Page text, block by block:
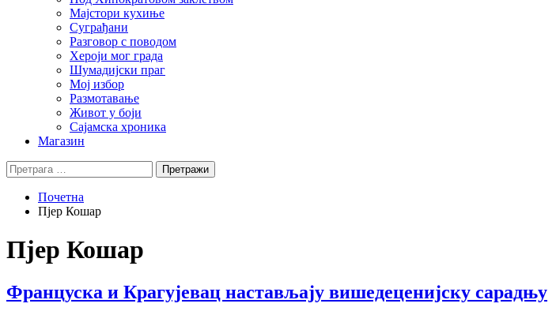
Мајстори кухиње
Суграђани
Разговор с поводом
Хероји мог града
Шумадијски праг
Мој избор
Размотавање
Живот у боји
Сајамска хроника
Магазин
Претрага
за:
Почетна
Пјер Кошар
Пјер Кошар
Француска и Крагујевац настављају вишедеценијску сарадњу